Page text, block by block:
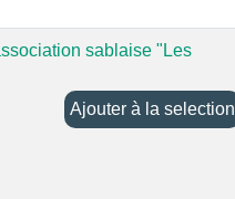
sablaise "Les
Ajouter à la selection